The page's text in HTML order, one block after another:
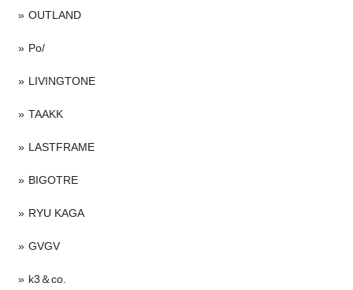
OUTLAND
Po/
LIVINGTONE
TAAKK
LASTFRAME
BIGOTRE
RYU KAGA
GVGV
k3＆co.